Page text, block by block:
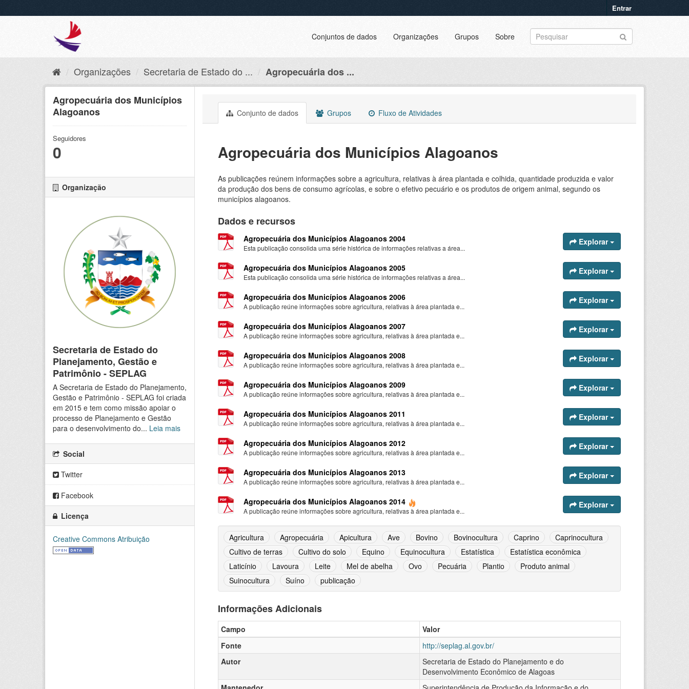
Entrar
Conjuntos de dados Organizações Grupos Sobre
Organizações Secretaria de Estado do ... Agropecuária dos ...
Agropecuária dos Municípios
Alagoanos
Seguidores
0
Organização
Secretaria de Estado do
Planejamento, Gestão e
Patrimônio - SEPLAG
A Secretaria de Estado do Planejamento,
Gestão e Patrimônio - SEPLAG foi criada
em 2015 e tem como missão apoiar o
processo de Planejamento e Gestão
para o desenvolvimento do... Leia mais
Social
Twitter
Facebook
Licença
Creative Commons Atribuição
Conjunto de dados Grupos Fluxo de Atividades
Agropecuária dos Municípios Alagoanos
As publicações reúnem informações sobre a agricultura, relativas à área plantada e colhida, quantidade produzida e valor
da produção dos bens de consumo agrícolas, e sobre o efetivo pecuário e os produtos de origem animal, segundo os
municípios alagoanos.
Dados e recursos
Agropecuária dos Municípios Alagoanos 2004
Esta publicação consolida uma série histórica de informações relativas a área...
Explorar
Agropecuária dos Municípios Alagoanos 2005
Esta publicação consolida uma série histórica de informações relativas a área...
Explorar
Agropecuária dos Municípios Alagoanos 2006
A publicação reúne informações sobre agricultura, relativas à área plantada e...
Explorar
Agropecuária dos Municípios Alagoanos 2007
A publicação reúne informações sobre agricultura, relativas à área plantada e...
Explorar
Agropecuária dos Municípios Alagoanos 2008
A publicação reúne informações sobre agricultura, relativas à área plantada e...
Explorar
Agropecuária dos Municípios Alagoanos 2009
A publicação reúne informações sobre agricultura, relativas à área plantada e...
Explorar
Agropecuária dos Municípios Alagoanos 2011
A publicação reúne informações sobre agricultura, relativas à área plantada e...
Explorar
Agropecuária dos Municípios Alagoanos 2012
A publicação reúne informações sobre agricultura, relativas à área plantada e...
Explorar
Agropecuária dos Municípios Alagoanos 2013
A publicação reúne informações sobre agricultura, relativas à área plantada e...
Explorar
Agropecuária dos Municípios Alagoanos 2014
A publicação reúne informações sobre agricultura, relativas à área plantada e...
Explorar
Agricultura Agropecuária Apicultura Ave Bovino Bovinocultura Caprino
Caprinocultura
Cultivo de terras
Cultivo do solo Equino Equinocultura Estatística
Estatística econômica
Laticínio
Lavoura Leite Mel de abelha Ovo Pecuária Plantio
Produto animal
Suinocultura
Suíno publicação
Informações Adicionais
Campo
Valor
Fonte
http://seplag.al.gov.br/
Autor
Secretaria de Estado do Planejamento e do
Desenvolvimento Econômico de Alagoas